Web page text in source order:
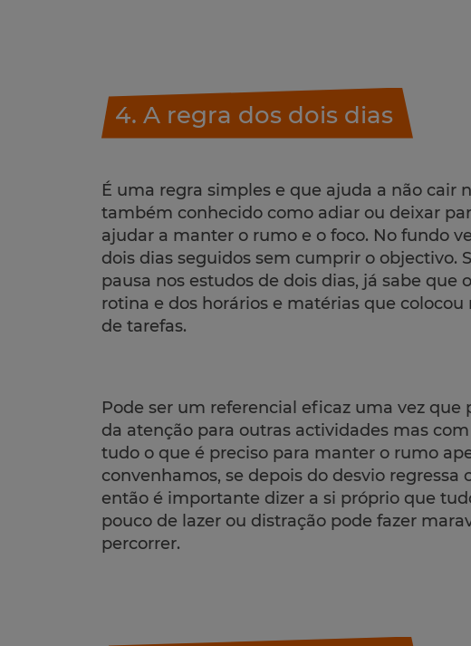
4. A regra dos dois dias
É uma regra simples e que ajuda a não cair
também conhecido como adiar ou deixar
ajudar a manter o rumo e o foco. No fundo
dois dias seguidos sem cumprir o objectivo.
pausa nos estudos de dois dias, já sabe que
rotina e dos horários e matérias que
de tarefas.
Pode ser um referencial eficaz uma vez
da atenção para outras actividades mas
tudo o que é preciso para manter o rumo
convenhamos, se depois do desvio regressa
então é importante dizer a si próprio que
pouco de lazer ou distração pode fazer
percorrer.